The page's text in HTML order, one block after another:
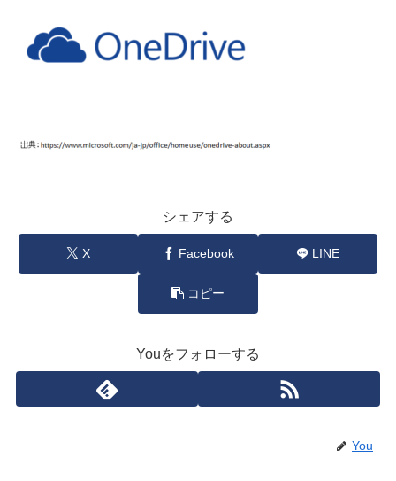
シェアする
X Facebook LINE
コピー
Youをフォローする
You